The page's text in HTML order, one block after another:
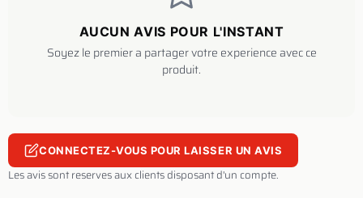
AUCUN AVIS POUR L'INSTANT
Soyez le premier a partager votre experience avec ce
produit.
CONNECTEZ-VOUS POUR LAISSER UN AVIS
Les avis sont reserves aux clients disposant d'un compte.